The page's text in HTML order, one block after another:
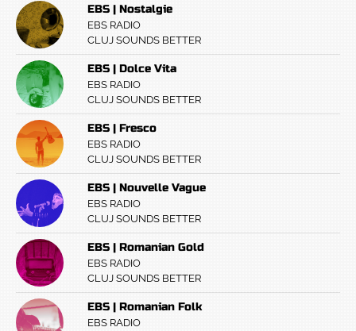
EBS | Nostalgie
EBS RADIO
CLUJ SOUNDS BETTER
EBS | Dolce Vita
EBS RADIO
CLUJ SOUNDS BETTER
EBS | Fresco
EBS RADIO
CLUJ SOUNDS BETTER
EBS | Nouvelle Vague
EBS RADIO
CLUJ SOUNDS BETTER
EBS | Romanian Gold
EBS RADIO
CLUJ SOUNDS BETTER
EBS | Romanian Folk
EBS RADIO